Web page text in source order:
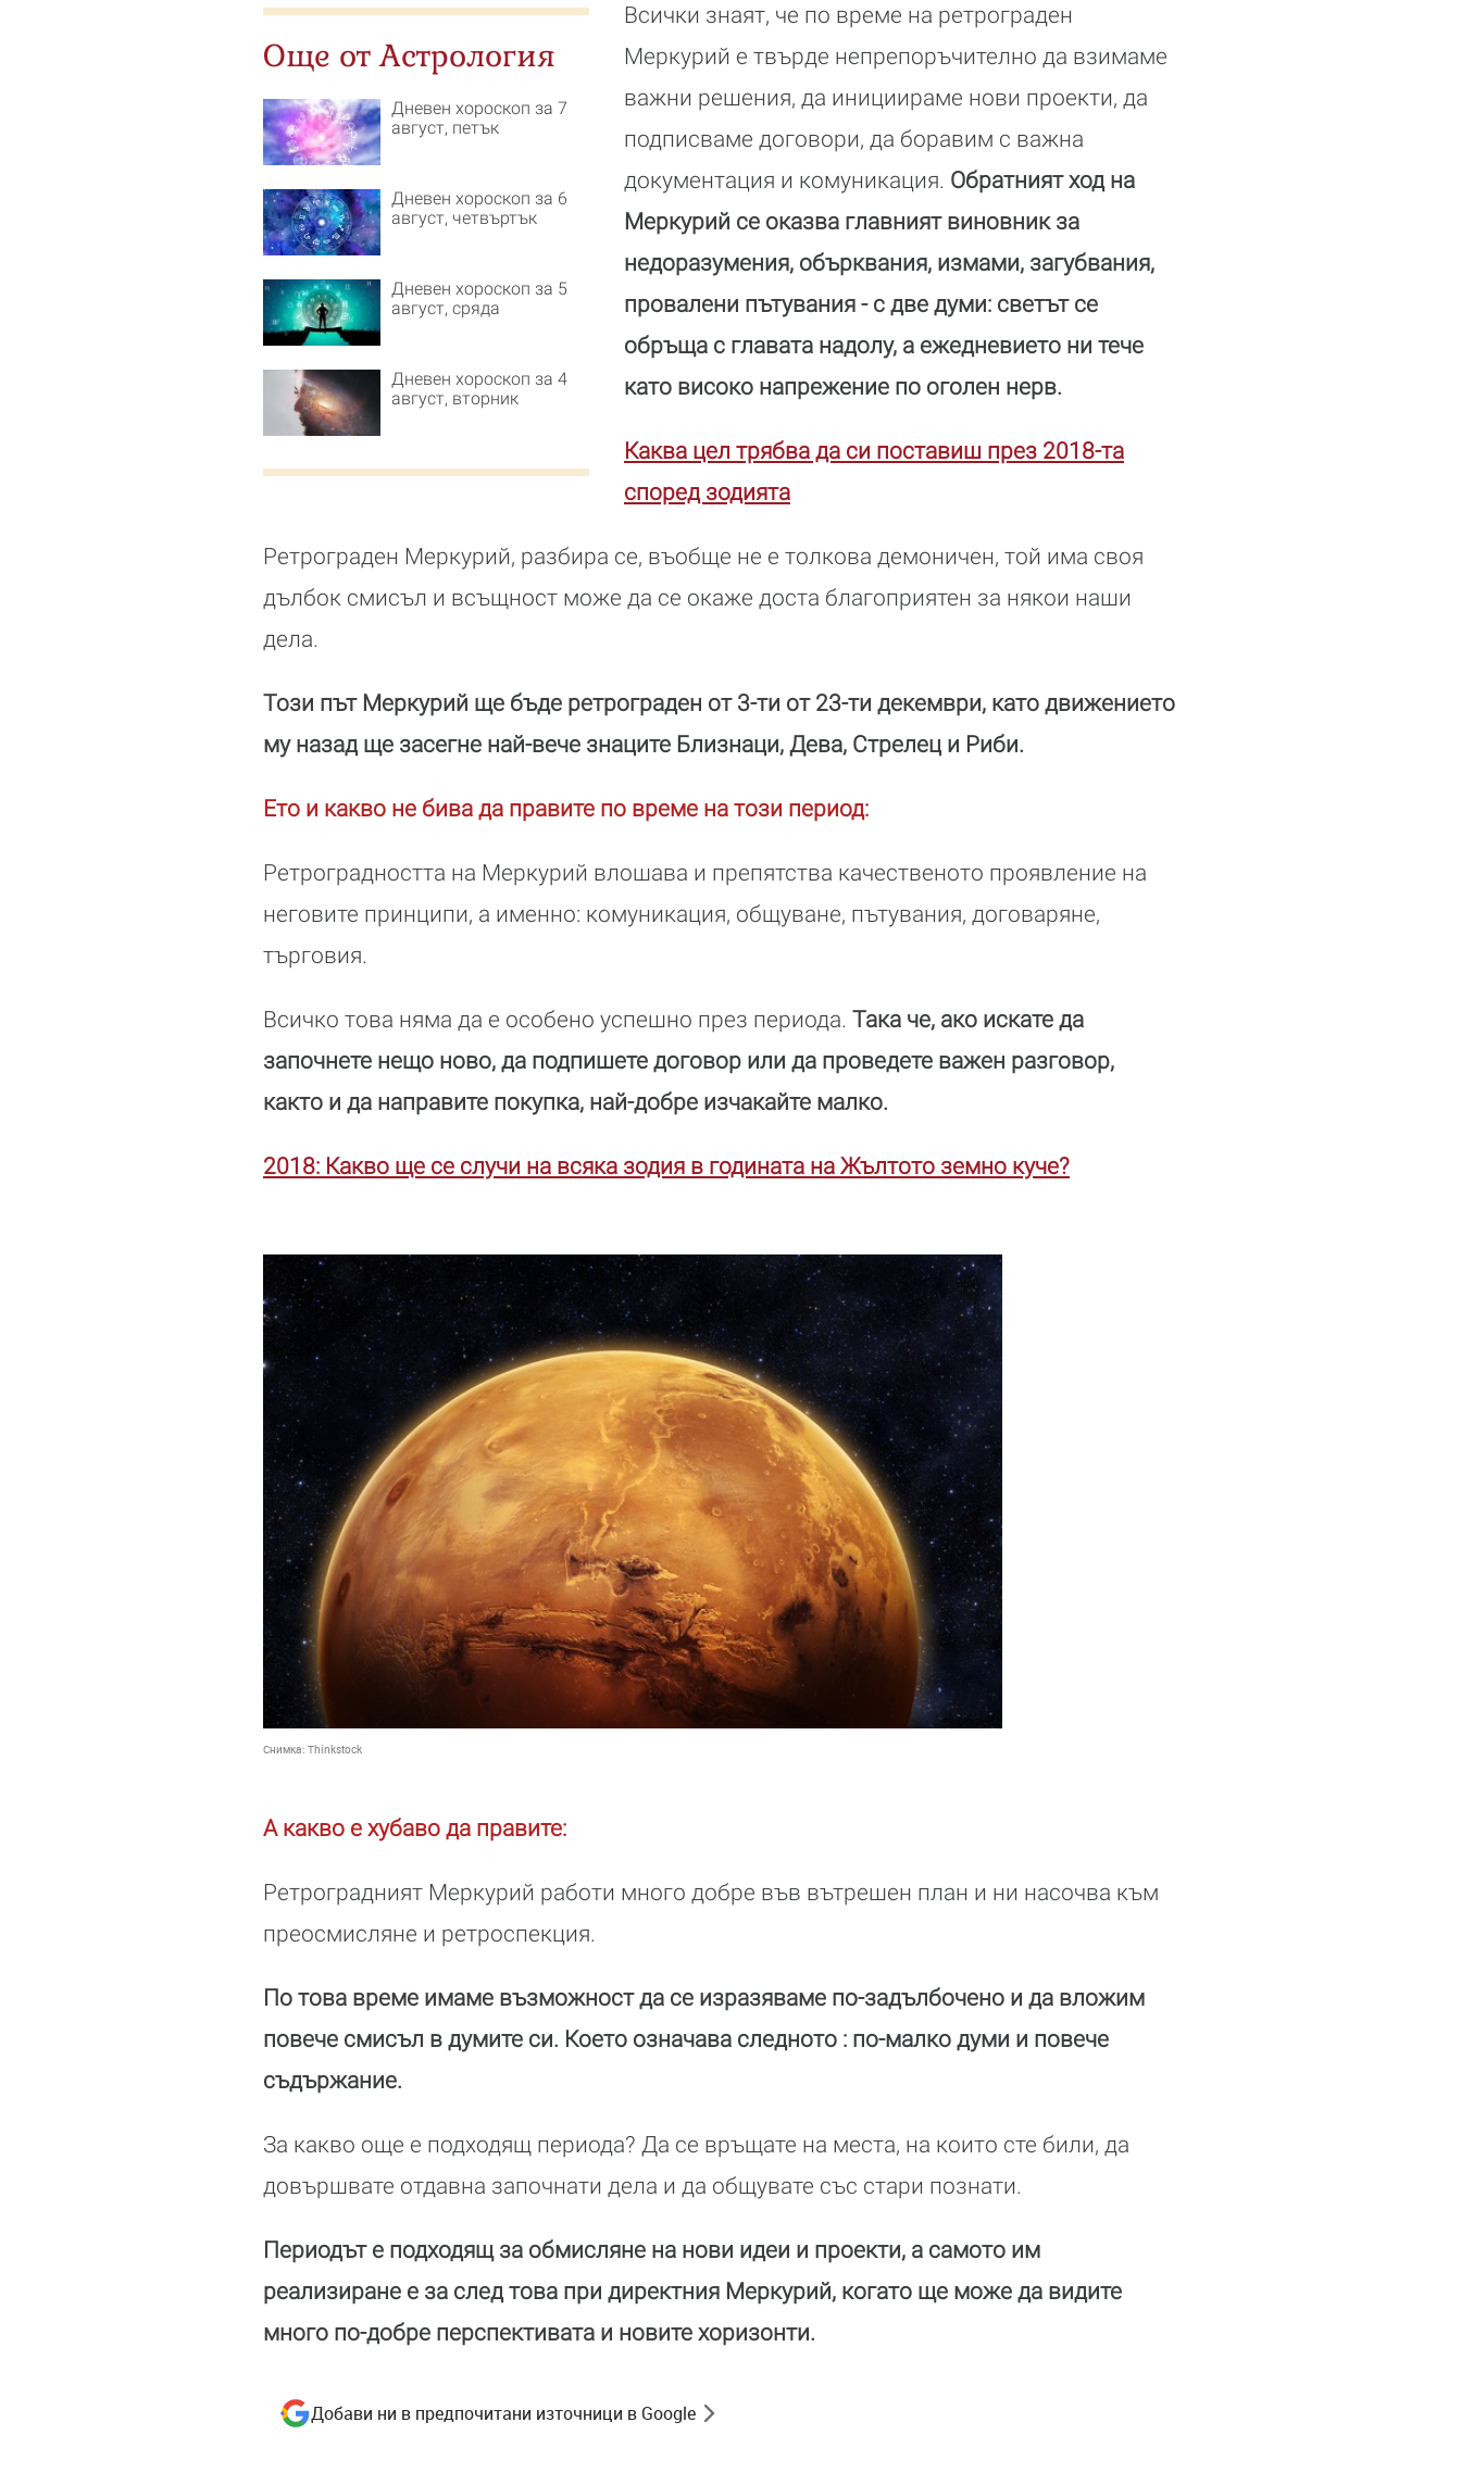
Още от Астрология
Дневен хороскоп за 7
август, петък
Дневен хороскоп за 6
август, четвъртък
Дневен хороскоп за 5
август, сряда
Дневен хороскоп за 4
август, вторник
Всички знаят, че по време на ретрограден
Меркурий е твърде непрепоръчително да взимаме
важни решения, да инициираме нови проекти, да
подписваме договори, да боравим с важна
документация и комуникация. Обратният ход на
Меркурий се оказва главният виновник за
недоразумения, обърквания, измами, загубвания,
провалени пътувания - с две думи: светът се
обръща с главата надолу, а ежедневието ни тече
като високо напрежение по оголен нерв.
Каква цел трябва да си поставиш през 2018-та
според зодията
Ретрограден Меркурий, разбира се, въобще не е толкова демоничен, той има своя
дълбок смисъл и всъщност може да се окаже доста благоприятен за някои наши
дела.
Този път Меркурий ще бъде ретрограден от 3-ти от 23-ти декември, като движението
му назад ще засегне най-вече знаците Близнаци, Дева, Стрелец и Риби.
Ето и какво не бива да правите по време на този период:
Ретроградността на Меркурий влошава и препятства качественото проявление на
неговите принципи, а именно: комуникация, общуване, пътувания, договаряне,
търговия.
Всичко това няма да е особено успешно през периода. Така че, ако искате да
започнете нещо ново, да подпишете договор или да проведете важен разговор,
както и да направите покупка, най-добре изчакайте малко.
2018: Какво ще се случи на всяка зодия в годината на Жълтото земно куче?
Снимка: Thinkstock
А какво е хубаво да правите:
Ретроградният Меркурий работи много добре във вътрешен план и ни насочва към
преосмисляне и ретроспекция.
По това време имаме възможност да се изразяваме по-задълбочено и да вложим
повече смисъл в думите си. Което означава следното : по-малко думи и повече
съдържание.
За какво още е подходящ периода? Да се връщате на места, на които сте били, да
довършвате отдавна започнати дела и да общувате със стари познати.
Периодът е подходящ за обмисляне на нови идеи и проекти, а самото им
реализиране е за след това при директния Меркурий, когато ще може да видите
много по-добре перспективата и новите хоризонти.
Добави ни в предпочитани източници в Google